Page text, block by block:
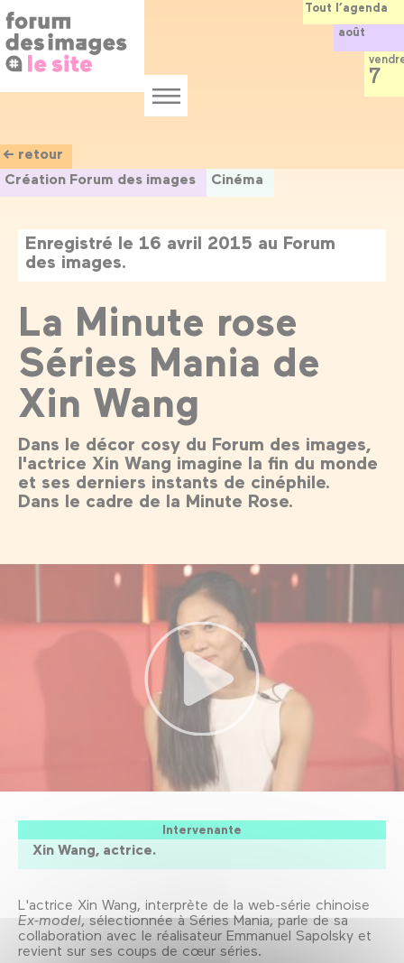
au
contenu
principal
Menu
← retour
Création Forum des images
Cinéma
Enregistré le 16 avril 2015 au Forum
des images.
La Minute rose
Séries Mania de
Xin Wang
Dans le décor cosy du Forum des images,
l'actrice Xin Wang imagine la fin du monde
et ses derniers instants de cinéphile.
Dans le cadre de la Minute Rose.
Intervenante
Xin Wang, actrice.
L'actrice Xin Wang, interprète de la web-série chinoise
Ex-model, sélectionnée à Séries Mania, parle de sa
collaboration avec le réalisateur Emmanuel Sapolsky et
revient sur ses coups de cœur séries.
Tout l’agenda
août
7